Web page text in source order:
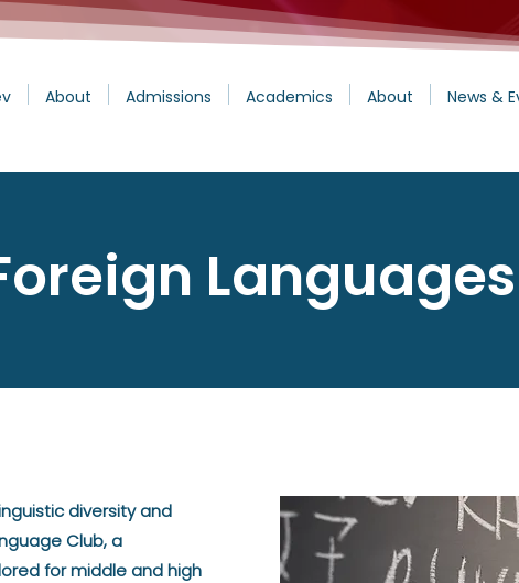
About Admissions Academics About News &
Languages
diversity and
Club, a
for middle and high